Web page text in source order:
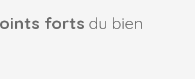
forts du bien